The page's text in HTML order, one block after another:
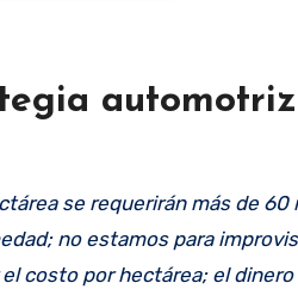
se requerirán más de 60
no estamos para
costo por hectárea; el